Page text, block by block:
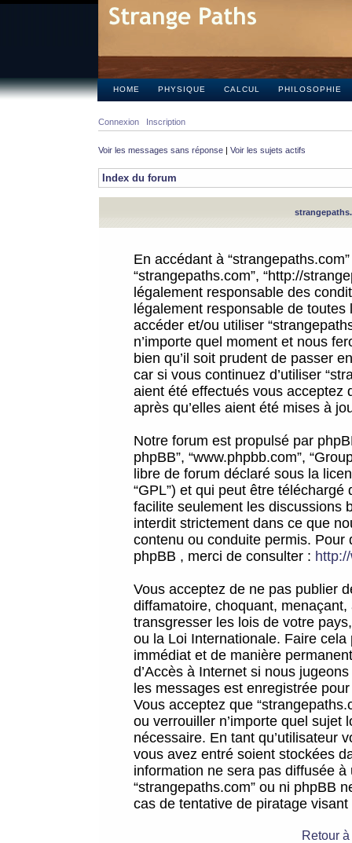
HOME PHYSIQUE CALCUL PHILOSOPHIE
Connexion Inscription
Voir les messages sans réponse | Voir les sujets actifs
Index du forum
En accédant à
“strangepaths.com”, “http://
légalement responsable des
légalement responsable de
accéder et/ou utiliser
n’importe quel moment et nous
bien qu’il soit prudent de passer
car si vous continuez d’utiliser
aient été effectués vous acceptez
après qu’elles aient été mises à
Notre forum est propulsé par
phpBB”, “www.phpbb.com”,
libre de forum déclaré sous la
“GPL”) et qui peut être téléchargé
facilite seulement les discussions
interdit strictement dans ce que
contenu ou conduite permis.
phpBB , merci de consulter :
Vous acceptez de ne pas publier
diffamatoire, choquant,
transgresser les lois de votre
ou la Loi Internationale. Faire
immédiat et de manière
d’Accès à Internet si nous
les messages est enregistrée
Vous acceptez que
ou verrouiller n’importe quel sujet
nécessaire. En tant qu’utilisateur
vous avez entré soient stockées
information ne sera pas diffusée
“strangepaths.com” ou ni phpBB
cas de tentative de piratage
Retour